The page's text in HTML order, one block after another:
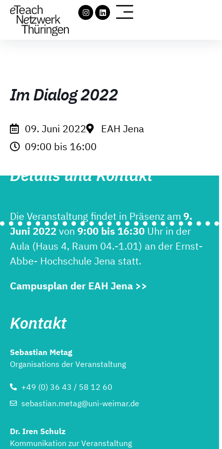
Im Dialog 2022
09. Juni 2022
EAH Jena
09:00 bis 16:00
Details und Kontakt
Die Veranstaltung findet in Präsenz am 9.
Juni 2022 von 9:00 bis 16:30 Uhr in der
Aula (Haus 4, Raum 04.-1.01) an der Ernst-
Abbe- Hochschule Jena statt.
Campusplan der EAH Jena >>
Kontakt
Sebastian Metag
Organisations der Veranstaltung
+49 (0) 36 43 / 58 12 60
sebastian.metag@uni-weimar.de
Dr. Iren Schulz
Kommunikation zur Veranstaltung